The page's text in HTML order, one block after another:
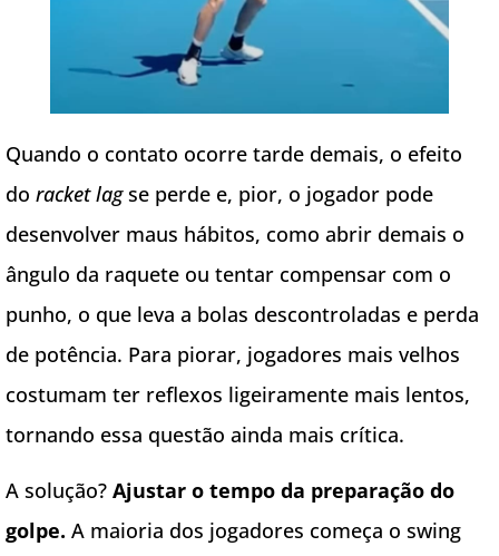
Quando o contato ocorre tarde demais, o efeito
do racket lagse perde e, pior, o jogador pode
desenvolver maus hábitos, como abrir demais o
ângulo da raquete ou tentar compensar com o
punho, o que leva a bolas descontroladas e perda
de potência. Para piorar, jogadores mais velhos
costumam ter reflexos ligeiramente mais lentos,
tornando essa questão ainda mais crítica.
A solução? Ajustar o tempo da preparação do
golpe. A maioria dos jogadores começa o swing